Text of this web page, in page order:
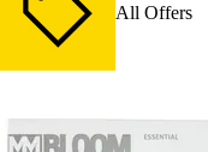
All Offers